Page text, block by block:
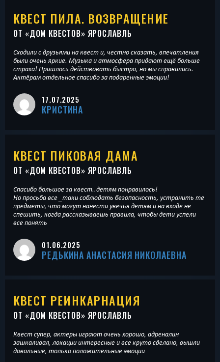
КВЕСТ ПИЛА. ВОЗВРАЩЕНИЕ
ОТ «ДОМ КВЕСТОВ» ЯРОСЛАВЛЬ
Сходили с друзьями на квест и, честно сказать, впечатления
были очень яркие. Музыка и атмосфера придают ещё больше
страха! Пришлось действовать быстро, но мы справились.
Актёрам отдельное спасибо за подаренные эмоции!
17.07.2025
КРИСТИНА
КВЕСТ ПИКОВАЯ ДАМА
ОТ «ДОМ КВЕСТОВ» ЯРОСЛАВЛЬ
Спасибо большое за квест..детям понравилось!
Но просьба все _таки соблюдать безопасность, устранить те
предметы, что могут нанести увечья детям и на входе не
спешить, когда рассказываешь правила, чтобы дети успели
все понять
01.06.2025
РЕДЬКИНА АНАСТАСИЯ НИКОЛАЕВНА
КВЕСТ РЕИНКАРНАЦИЯ
ОТ «ДОМ КВЕСТОВ» ЯРОСЛАВЛЬ
Квест супер, актеры играют очень хорошо, адреналин
зашкаливал, локации интересные и все круто сделано, вышли
довольные, только положительные эмоции